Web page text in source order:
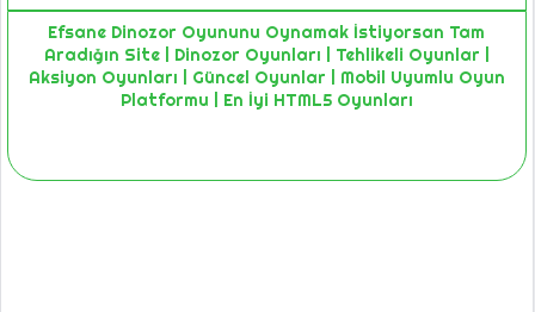
Efsane Dinozor Oyununu Oynamak İstiyorsan Tam
Aradığın Site | Dinozor Oyunları | Tehlikeli Oyunlar |
Aksiyon Oyunları | Güncel Oyunlar | Mobil Uyumlu Oyun
Platformu | En İyi HTML5 Oyunları